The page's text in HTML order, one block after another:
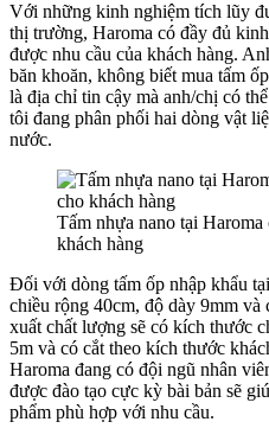
Với những kinh nghiệm tích lũy
thị trường, Haroma có đầy đủ
được nhu cầu của khách hàng.
băn khoăn, không biết mua tấm
là địa chỉ tin cậy mà anh/chị có
tôi đang phân phối hai dòng vật
nước.
Tấm nhựa nano tại
khách hàng
Đối với dòng tấm ốp nhập khẩu
chiều rộng 40cm, độ dày 9mm và
xuất chất lượng sẽ có kích thước
5m và có cắt theo kích thước
Haroma đang có đội ngũ nhân
được đào tạo cực kỳ bài bản sẽ
phẩm phù hợp với nhu cầu.